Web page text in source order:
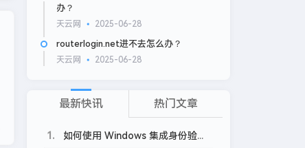
办？
天云网 2025-06-28
routerlogin.net进不去怎么办？
天云网 2025-06-28
最新快讯 热门文章
1 如何使用 Windows 集成身份验证 (IWA) 自动登录APM？